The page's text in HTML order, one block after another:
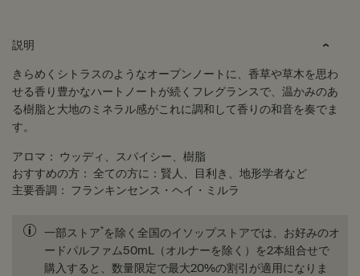
説明
きらめくシトラスのようなオープンノートに、香草や草木を思わ
せる香り豊かなハートノートが続くフレグランスで、温かみのあ
る樹脂と大地のミネラル感がこれに調和して香りの和音を奏でま
す。
アロマ： ウッディ、スパイシー、樹脂
おすすめの方： 全ての方に：賢人、目利き、地形学者など
主要香調： フランキンセンス・ヘイ・ミルラ
一部ストア*を除く全国のイソップストアでは、お好みのオ
ードパルファム50mL（オルナーを除く）を2本組合せで
購入すると、数量限定で最大20%の割引が適用になりま